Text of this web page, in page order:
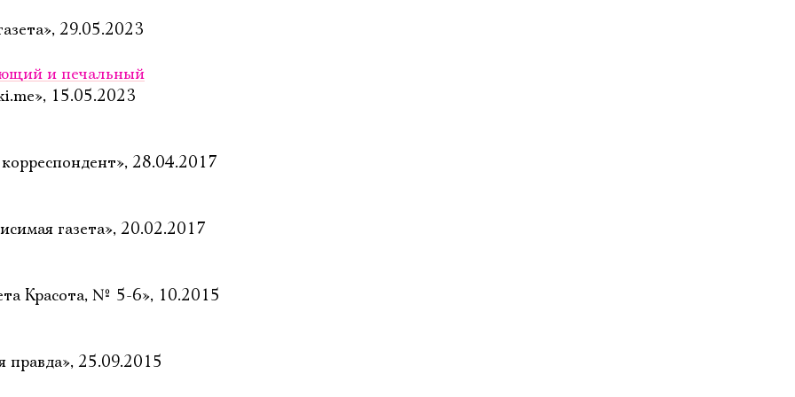
29.05.2023
и печальный
15.05.2023
28.04.2017
газета», 20.02.2017
Красота, № 5-6», 10.2015
25.09.2015